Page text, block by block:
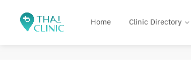
Home Clinic Directory